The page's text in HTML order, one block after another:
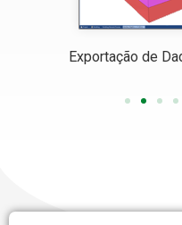
Exportação de